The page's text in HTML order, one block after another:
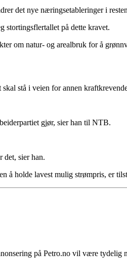
det nye næringsetableringer i
stortingsflertallet på dette kravet.
om natur- og arealbruk for å
stå i veien for annen
gjør, sier han til NTB.
det, sier han.
å holde lavest mulig strømpris, er
på Petro.no vil være tydelig